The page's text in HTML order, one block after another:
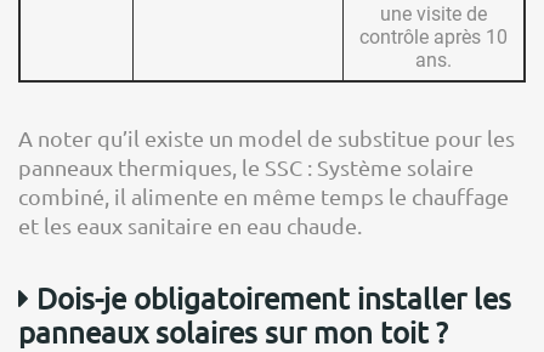
une visite de
contrôle après 10
ans.
A noter qu’il existe un model de substitue pour les
panneaux thermiques, le SSC : Système solaire
combiné, il alimente en même temps le chauffage
et les eaux sanitaire en eau chaude.
Dois-je obligatoirement installer les
panneaux solaires sur mon toit ?